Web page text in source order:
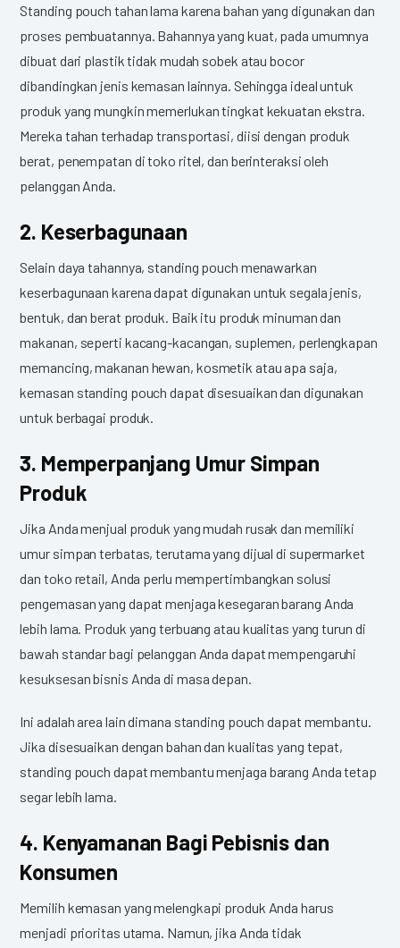
Standing pouch tahan lama karena bahan yang digunakan dan
proses pembuatannya. Bahannya yang kuat, pada umumnya
dibuat dari plastik tidak mudah sobek atau bocor
dibandingkan jenis kemasan lainnya. Sehingga ideal untuk
produk yang mungkin memerlukan tingkat kekuatan ekstra.
Mereka tahan terhadap transportasi, diisi dengan produk
berat, penempatan di toko ritel, dan berinteraksi oleh
pelanggan Anda.
2. Keserbagunaan
Selain daya tahannya, standing pouch menawarkan
keserbagunaan karena dapat digunakan untuk segala jenis,
bentuk, dan berat produk. Baik itu produk minuman dan
makanan, seperti kacang-kacangan, suplemen, perlengkapan
memancing, makanan hewan, kosmetik atau apa saja,
kemasan standing pouch dapat disesuaikan dan digunakan
untuk berbagai produk.
3. Memperpanjang Umur Simpan
Produk
Jika Anda menjual produk yang mudah rusak dan memiliki
umur simpan terbatas, terutama yang dijual di supermarket
dan toko retail, Anda perlu mempertimbangkan solusi
pengemasan yang dapat menjaga kesegaran barang Anda
lebih lama. Produk yang terbuang atau kualitas yang turun di
bawah standar bagi pelanggan Anda dapat mempengaruhi
kesuksesan bisnis Anda di masa depan.
Ini adalah area lain dimana standing pouch dapat membantu.
Jika disesuaikan dengan bahan dan kualitas yang tepat,
standing pouch dapat membantu menjaga barang Anda tetap
segar lebih lama.
4. Kenyamanan Bagi Pebisnis dan
Konsumen
Memilih kemasan yang melengkapi produk Anda harus
menjadi prioritas utama. Namun, jika Anda tidak